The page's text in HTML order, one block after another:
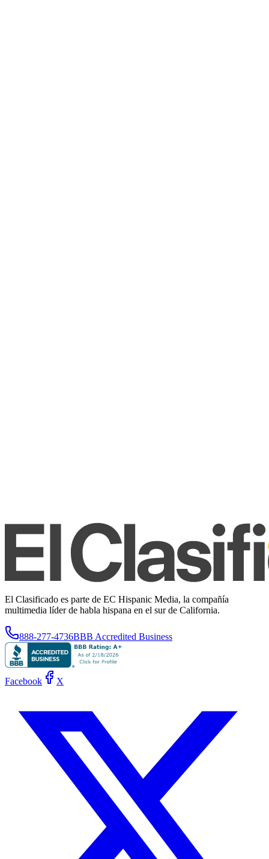
El Clasificado es parte de EC Hispanic Media, la compañía
multimedia líder de habla hispana en el sur de California.
888-277-4736BBB Accredited Business
Facebook X